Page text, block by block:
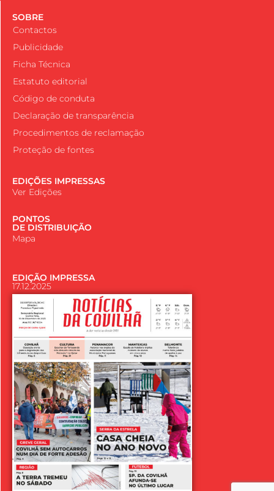
SOBRE
Contactos
Publicidade
Ficha Técnica
Estatuto editorial
Código de conduta
Declaração de transparência
Procedimentos de reclamação
Proteção de fontes
EDIÇÕES IMPRESSAS
Ver Edições
PONTOS
DE DISTRIBUIÇÃO
Mapa
EDIÇÃO IMPRESSA
17.12.2025